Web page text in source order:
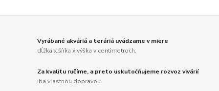
Vyrábané akváriá a teráriá uvádzame v miere
dĺžka x šírka x výška v centimetroch.
Za kvalitu ručíme, a preto uskutočňujeme rozvoz vivárií
iba vlastnou dopravou.